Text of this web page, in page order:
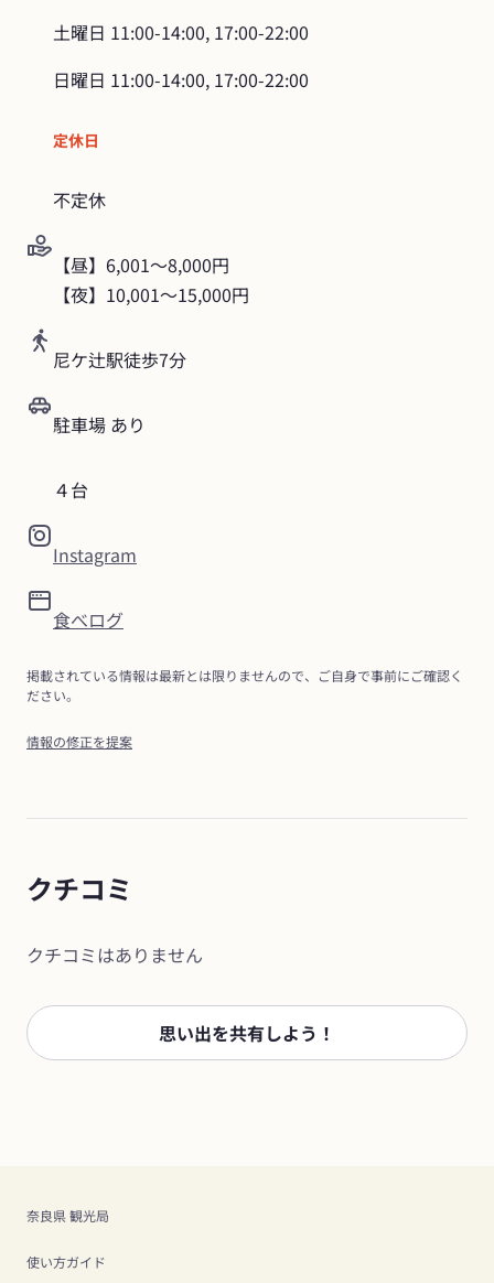
土曜日 11:00-14:00, 17:00-22:00
日曜日 11:00-14:00, 17:00-22:00
定休日
不定休
【昼】6,001〜8,000円
【夜】10,001〜15,000円
尼ケ辻駅徒歩7分
駐車場 あり
４台
Instagram
食べログ
掲載されている情報は最新とは限りませんので、ご自身で事前にご確認く
ださい。
情報の修正を提案
クチコミ
クチコミはありません
思い出を共有しよう！
奈良県 観光局
使い方ガイド